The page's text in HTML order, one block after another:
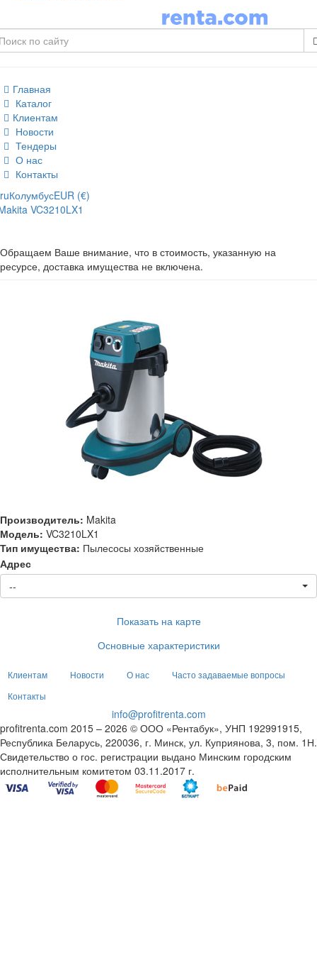
Главная
Каталог
Клиентам
Новости
Тендеры
О нас
Контакты
ruКолумбусEUR (€)
VC3210LX1
Обращаем Ваше внимание, что в стоимость, указанную на
ресурсе, доставка имущества не включена.
Производитель: Makita
Модель: VC3210LX1
Тип имущества: Пылесосы хозяйственные
Адрес
--
Показать на карте
Основные характеристики
Клиентам Новости О нас
Часто задаваемые вопросы
Контакты
info@profitrenta.com
profitrenta.com 2015 – 2026 © ООО «Рентабук», УНП 192991915,
Республика Беларусь, 220036, г. Минск, ул. Куприянова, 3, пом. 1Н.
Свидетельство о гос. регистрации выдано Минским городским
исполнительным комитетом 03.11.2017 г.